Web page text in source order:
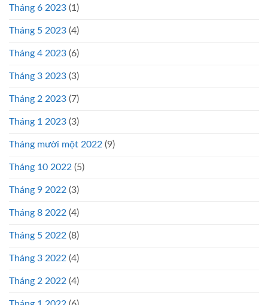
Tháng 6 2023 (1)
Tháng 5 2023 (4)
Tháng 4 2023 (6)
Tháng 3 2023 (3)
Tháng 2 2023 (7)
Tháng 1 2023 (3)
Tháng mười một 2022 (9)
Tháng 10 2022 (5)
Tháng 9 2022 (3)
Tháng 8 2022 (4)
Tháng 5 2022 (8)
Tháng 3 2022 (4)
Tháng 2 2022 (4)